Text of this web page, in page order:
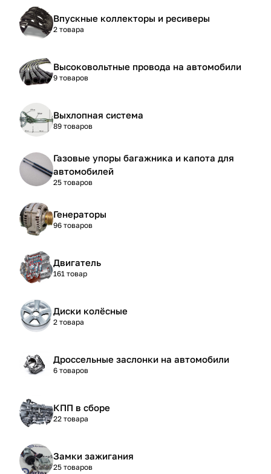
Впускные коллекторы и ресиверы
2 товара
Высоковольтные провода на автомобили
9 товаров
Выхлопная система
89 товаров
Газовые упоры багажника и капота для
автомобилей
25 товаров
Генераторы
96 товаров
Двигатель
161 товар
Диски колёсные
2 товара
Дроссельные заслонки на автомобили
6 товаров
КПП в сборе
22 товара
Замки зажигания
25 товаров